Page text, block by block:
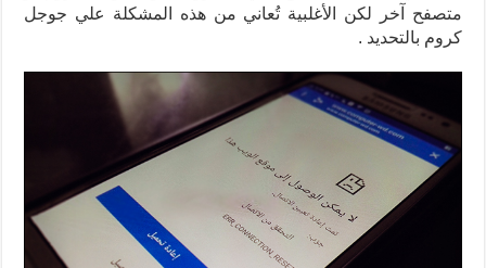
متصفح آخر لكن الأغلبية تُعاني من هذه المشكلة علي جوجل
كروم بالتحديد .